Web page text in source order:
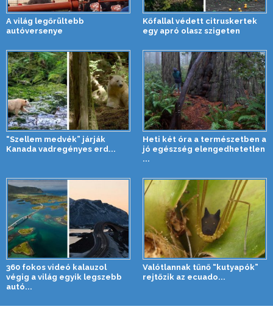
A világ legőrültebb
autóversenye
Kőfallal védett citruskertek
egy apró olasz szigeten
“Szellem medvék” járják
Kanada vadregényes erd...
Heti két óra a természetben a
jó egészség elengedhetetlen
...
360 fokos videó kalauzol
végig a világ egyik legszebb
autó...
Valótlannak tűnő “kutyapók”
rejtőzik az ecuado...